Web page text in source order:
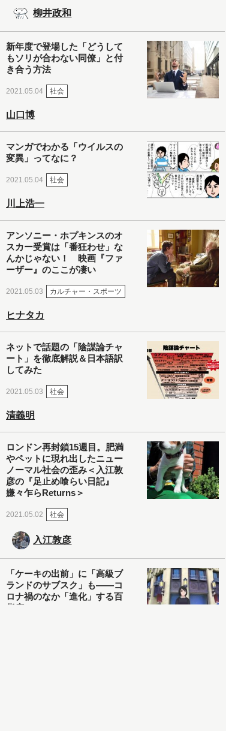
柳井政和
新年度で登場した「どうして
もソリが合わない同僚」と付
き合う方法
2021.05.04 社会
山口博
マンガでわかる「ウイルスの
変異」ってなに？
2021.05.04 社会
川上浩一
アンソニー・ホプキンスのオ
スカー受賞は「番狂わせ」な
んかじゃない！ 映画『ファ
ーザー』のここが凄い
2021.05.03 カルチャー・スポーツ
ヒナタカ
ネットで話題の「陰謀論チャ
ート」を徹底解説＆日本語訳
してみた
2021.05.03 社会
清義明
ロンドン再封鎖15週目。肥満
やペットに現れ出したニュー
ノーマル社会の歪み＜入江敦
彦の『足止め喰らい日記』
嫌々乍らReturns＞
2021.05.02 社会
入江敦彦
「ケーキの出前」に「高級ブ
ランドのサブスク」も――コ
ロナ禍のなか「進化」する百
貨店